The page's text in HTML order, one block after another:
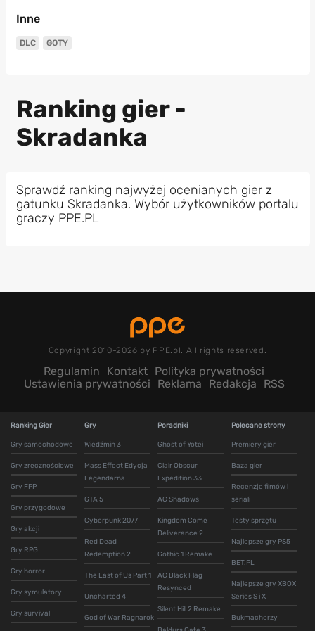
Inne
DLC GOTY
Ranking gier -
Skradanka
Sprawdź ranking najwyżej ocenianych gier z
gatunku Skradanka. Wybór użytkowników portalu
graczy PPE.PL
Copyright 2010-2026 by PPE.pl. All rights reserved.
Regulamin Kontakt Polityka prywatności
Ustawienia prywatności
Reklama Redakcja RSS
Ranking Gier
Gry samochodowe
Gry zręcznościowe
Gry FPP
Gry przygodowe
Gry akcji
Gry RPG
Gry horror
Gry symulatory
Gry survival
Gry
Wiedźmin 3
Mass Effect Edycja
Legendarna
GTA 5
Cyberpunk 2077
Red Dead
Redemption 2
The Last of Us Part 1
Uncharted 4
God of War Ragnarok
Poradniki
Ghost of Yotei
Clair Obscur
Expedition 33
AC Shadows
Kingdom Come
Deliverance 2
Gothic 1 Remake
AC Black Flag
Resynced
Silent Hill 2 Remake
Polecane strony
Premiery gier
Baza gier
Recenzje filmów i
seriali
Testy sprzętu
Najlepsze gry PS5
BET.PL
Najlepsze gry XBOX
Series S i X
Bukmacherzy